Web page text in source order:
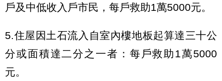
戶及中低收入戶市民，每戶救助1萬5000元。
5.住屋因土石流入自室內樓地板起算達三十公
分或面積達二分之一者：每戶救助1萬5000
元。